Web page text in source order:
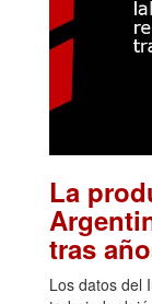
La
tras
Los datos del